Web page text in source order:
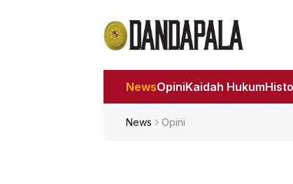
NewsOpiniKaidah Hukum
News Opini